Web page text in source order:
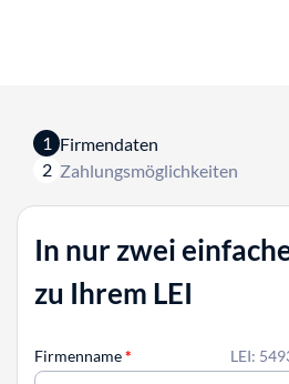
1 Firmendaten
2 Zahlungsmöglichkeiten
In nur zwei
zu Ihrem LEI
LEI:
Firmenname*